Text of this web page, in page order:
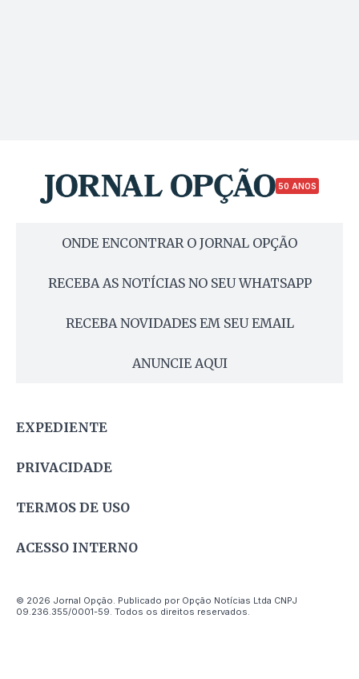
50 ANOS
ONDE ENCONTRAR O JORNAL OPÇÃO
RECEBA AS NOTÍCIAS NO SEU WHATSAPP
RECEBA NOVIDADES EM SEU EMAIL
ANUNCIE AQUI
EXPEDIENTE
PRIVACIDADE
TERMOS DE USO
ACESSO INTERNO
© 2026 Jornal Opção. Publicado por Opção Notícias Ltda CNPJ
09.236.355/0001-59. Todos os direitos reservados.